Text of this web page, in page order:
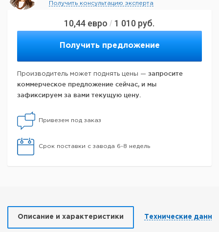
10,44 евро / 1 010 руб.
Получить предложение
Производитель может поднять цены — запросите
коммерческое предложение сейчас, и мы
зафиксируем за вами текущую цену.
Привезем под заказ
Срок поставки с завода 6-8 недель
Получить консультацию эксперта
Описание и характеристики Технические